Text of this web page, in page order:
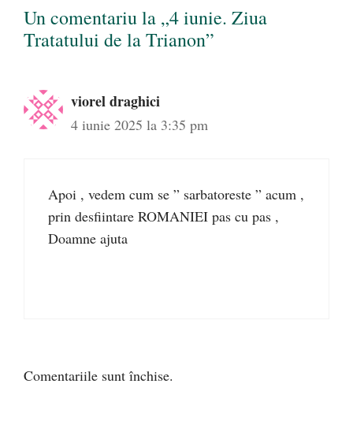
Un comentariu la „4 iunie. Ziua
Tratatului de la Trianon”
viorel draghici
4 iunie 2025 la 3:35 pm
Apoi , vedem cum se ” sarbatoreste ” acum ,
prin desfiintare ROMANIEI pas cu pas ,
Doamne ajuta
Comentariile sunt închise.